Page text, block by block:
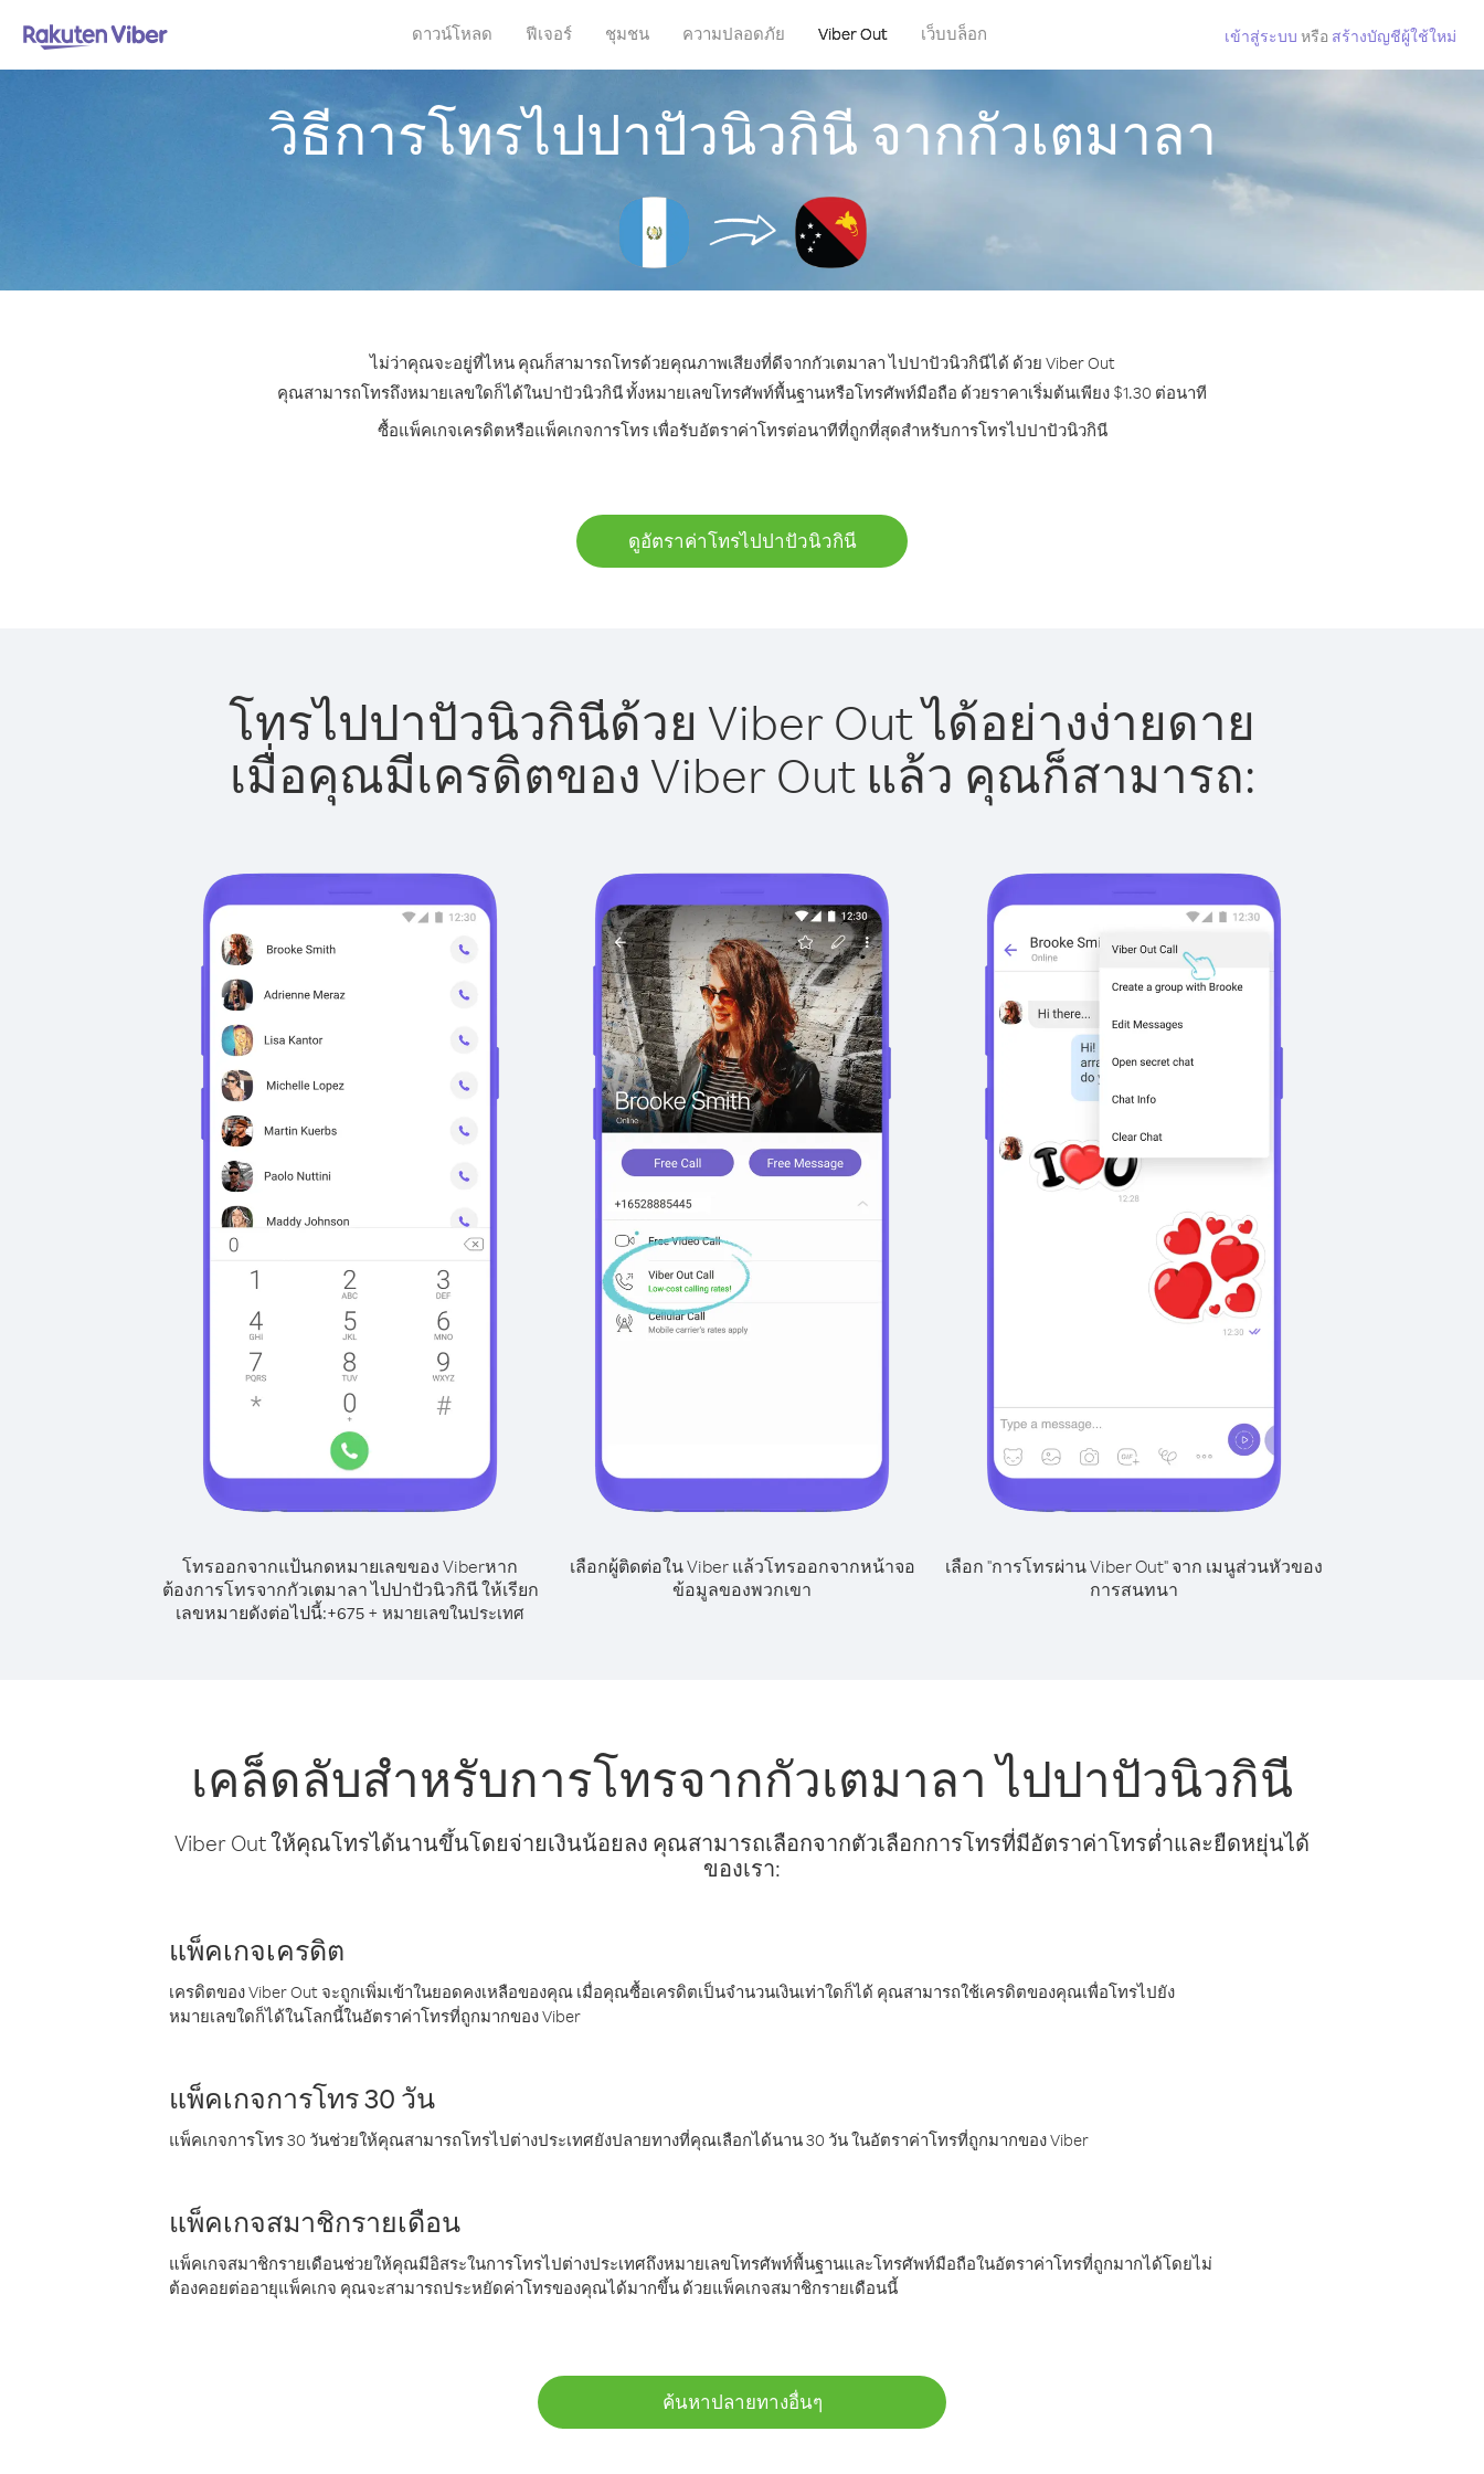
ดาวน์โหลด ฟีเจอร์ ชุมชน ความปลอดภัย Viber Out เว็บบล็อก เข้าสู่ระบบ หรือ สร้างบัญชีผู้ใช้ใหม่
วิธีการโทรไปปาปัวนิวกินี จากกัวเตมาลา
ไม่ว่าคุณจะอยู่ที่ไหน คุณก็สามารถโทรด้วยคุณภาพเสียงที่ดีจากกัวเตมาลา ไปปาปัวนิวกินีได้ ด้วย Viber Out
คุณสามารถโทรถึงหมายเลขใดก็ได้ในปาปัวนิวกินี ทั้งหมายเลขโทรศัพท์พื้นฐานหรือโทรศัพท์มือถือ ด้วยราคาเริ่มต้นเพียง $1.30 ต่อนาที
ซื้อแพ็คเกจเครดิตหรือแพ็คเกจการโทร เพื่อรับอัตราค่าโทรต่อนาทีที่ถูกที่สุดสำหรับการโทรไปปาปัวนิวกินี
ดูอัตราค่าโทรไปปาปัวนิวกินี
โทรไปปาปัวนิวกินีด้วย Viber Out ได้อย่างง่ายดาย
เมื่อคุณมีเครดิตของ Viber Out แล้ว คุณก็สามารถ:
โทรออกจากแป้นกดหมายเลขของ Viberหาก
ต้องการโทรจากกัวเตมาลา ไปปาปัวนิวกินี ให้เรียก
เลขหมายดังต่อไปนี้:+675 + หมายเลขในประเทศ
เลือกผู้ติดต่อใน Viber แล้วโทรออกจากหน้าจอ
ข้อมูลของพวกเขา
เลือก "การโทรผ่าน Viber Out" จาก เมนูส่วนหัวของ
การสนทนา
เคล็ดลับสำหรับการโทรจากกัวเตมาลา ไปปาปัวนิวกินี
Viber Out ให้คุณโทรได้นานขึ้นโดยจ่ายเงินน้อยลง คุณสามารถเลือกจากตัวเลือกการโทรที่มีอัตราค่าโทรต่ำและยืดหยุ่นได้
ของเรา:
แพ็คเกจเครดิต
เครดิตของ Viber Out จะถูกเพิ่มเข้าในยอดคงเหลือของคุณ เมื่อคุณซื้อเครดิตเป็นจำนวนเงินเท่าใดก็ได้ คุณสามารถใช้เครดิตของคุณเพื่อโทรไปยัง
หมายเลขใดก็ได้ในโลกนี้ในอัตราค่าโทรที่ถูกมากของ Viber
แพ็คเกจการโทร 30 วัน
แพ็คเกจการโทร 30 วันช่วยให้คุณสามารถโทรไปต่างประเทศยังปลายทางที่คุณเลือกได้นาน 30 วัน ในอัตราค่าโทรที่ถูกมากของ Viber
แพ็คเกจสมาชิกรายเดือน
แพ็คเกจสมาชิกรายเดือนช่วยให้คุณมีอิสระในการโทรไปต่างประเทศถึงหมายเลขโทรศัพท์พื้นฐานและโทรศัพท์มือถือในอัตราค่าโทรที่ถูกมากได้โดยไม่
ต้องคอยต่ออายุแพ็คเกจ คุณจะสามารถประหยัดค่าโทรของคุณได้มากขึ้น ด้วยแพ็คเกจสมาชิกรายเดือนนี้
ค้นหาปลายทางอื่นๆ